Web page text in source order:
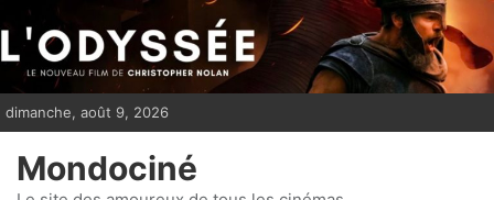
i
p
tdimanche, août 9, 2026
Mondociné